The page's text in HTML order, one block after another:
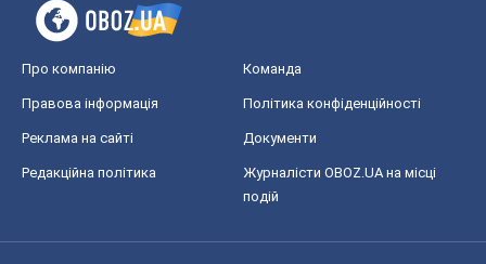
Про компанію Команда
Правова інформація Політика конфіденційності
Реклама на сайті Документи
Редакційна політика
Журналісти OBOZ.UA на місці
подій